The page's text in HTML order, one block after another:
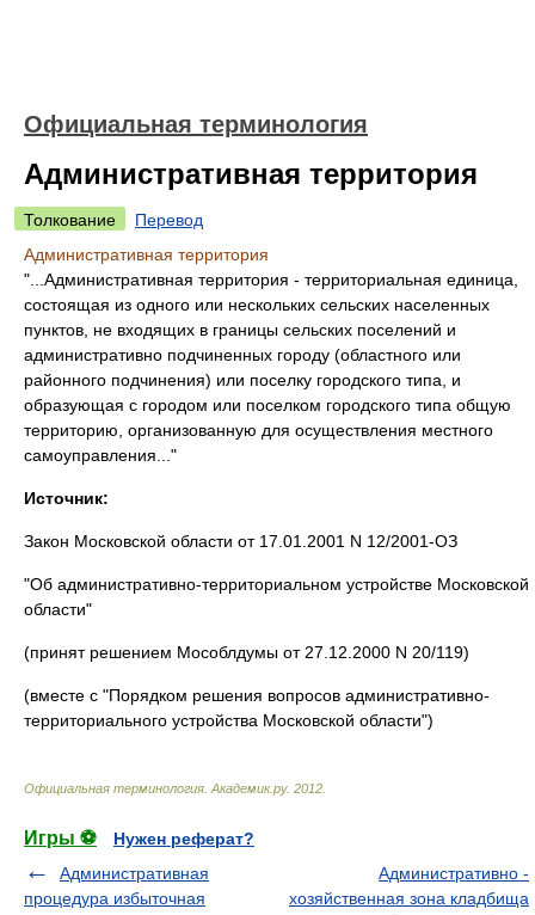
Официальная терминология
Административная территория
Толкование
Перевод
Административная территория
"...Административная территория - территориальная единица,
состоящая из одного или нескольких сельских населенных
пунктов, не входящих в границы сельских поселений и
административно подчиненных городу (областного или
районного подчинения) или поселку городского типа, и
образующая с городом или поселком городского типа общую
территорию, организованную для осуществления местного
самоуправления..."
Источник:
Закон Московской области от 17.01.2001 N 12/2001-ОЗ
"Об административно-территориальном устройстве Московской
области"
(принят решением Мособлдумы от 27.12.2000 N 20/119)
(вместе с "Порядком решения вопросов административно-
территориального устройства Московской области")
Официальная терминология Академик.ру. 2012
Игры ⚽
Нужен реферат?
Административная
процедура избыточная
Административно -
хозяйственная зона кладбища